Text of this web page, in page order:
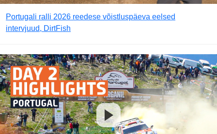
Portugali ralli 2026 reedese võistluspäeva eelsed
intervjuud, DirtFish